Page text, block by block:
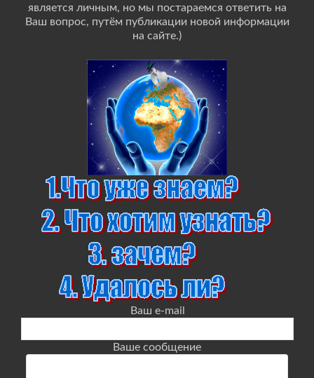
является личным, но мы постараемся ответить на
Ваш вопрос, путём публикации новой информации
на сайте.)
Ваш e-mail
Ваше сообщение